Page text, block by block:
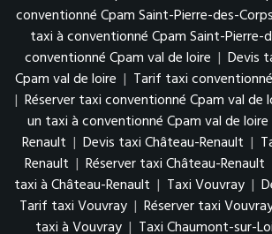
conventionné Cpam Saint-Pierre-des-Corps
taxi à conventionné Cpam Saint-Pierre-
conventionné Cpam val de loire | Devis
Cpam val de loire | Tarif taxi
| Réserver taxi conventionné Cpam val de
un taxi à conventionné Cpam val de loire
Renault | Devis taxi Château-Renault |
Renault | Réserver taxi Château-Renault
taxi à Château-Renault | Taxi Vouvray |
Tarif taxi Vouvray | Réserver taxi
taxi à Vouvray | Taxi Chaumont-sur-